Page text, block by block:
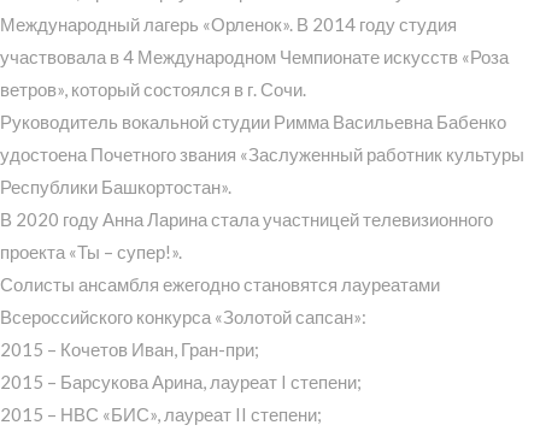
Международный лагерь «Орленок». В 2014 году студия
участвовала в 4 Международном Чемпионате искусств «Роза
ветров», который состоялся в г. Сочи.
Руководитель вокальной студии Римма Васильевна Бабенко
удостоена Почетного звания «Заслуженный работник культуры
Республики Башкортостан».
В 2020 году Анна Ларина стала участницей телевизионного
проекта «Ты – супер!».
Солисты ансамбля ежегодно становятся лауреатами
Всероссийского конкурса «Золотой сапсан»:
2015 – Кочетов Иван, Гран-при;
2015 – Барсукова Арина, лауреат I степени;
2015 – НВС «БИС», лауреат II степени;